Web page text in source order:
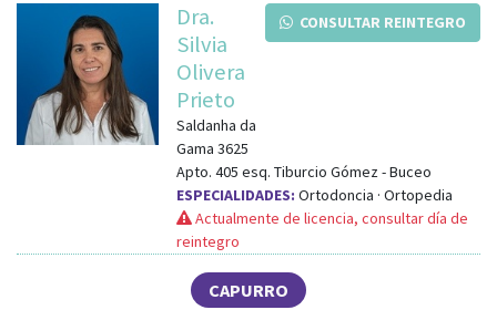
CONSULTAR REINTEGRO
Dra.
Silvia
Olivera
Prieto
Saldanha da
Gama 3625
Apto. 405 esq. Tiburcio Gómez-Buceo
ESPECIALIDADES: Ortodoncia · Ortopedia
Actualmente de licencia, consultar día de
reintegro
CAPURRO